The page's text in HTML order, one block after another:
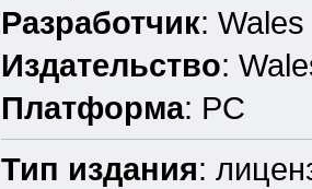
Разработчик:
Издательство:
Платформа: PC
Тип издания: